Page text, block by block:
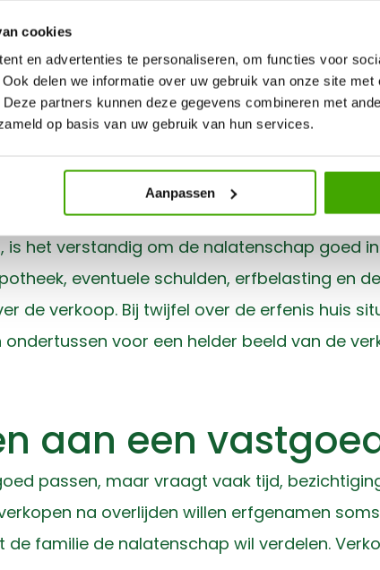
cookies
en advertenties te personaliseren, om functies voor
delen we informatie over uw gebruik van onze site
partners kunnen deze gegevens combineren met
op basis van uw gebruik van hun services.
Aanpassen
vragen: wie beheert de sleutels, wie betaalt
ervoor kiezen om het huis zelf te
een huis snel verkopenrust geven. De
verkooproute, ook als het huis leegstaat,
en fiscale
het verstandig om de nalatenschap goed
eventuele schulden, erfbelasting en
de verkoop. Bij twijfel over de erfenis huis
voor een helder beeld van de
aan een
passen, maar vraagt vaak tijd,
na overlijden willen erfgenamen
familie de nalatenschap wil verdelen.